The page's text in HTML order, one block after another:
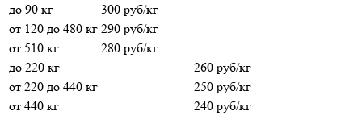
до 90 кг
300 руб/кг
от 120 до 480 кг 290 руб/кг
от 510 кг
280 руб/кг
до 220 кг
260 руб/кг
от 220 до 440 кг
250 руб/кг
от 440 кг
240 руб/кг